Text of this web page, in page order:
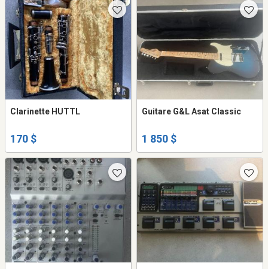
Clarinette HUTTL
170 $
Guitare G&L Asat Classic
1 850 $